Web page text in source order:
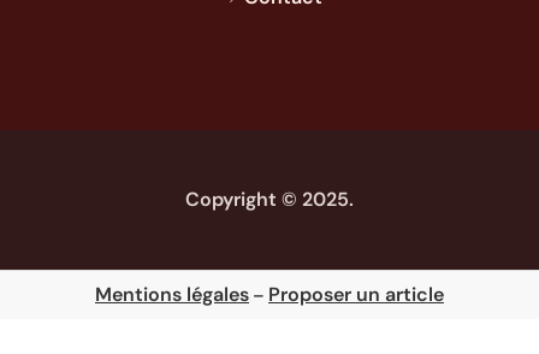
Copyright © 2025.
Mentions légales – Proposer un article